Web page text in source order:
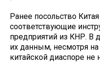
Ранее посольство
соответствующие
предприятий из КНР. В
их данным, несмотря
китайской диаспоре не